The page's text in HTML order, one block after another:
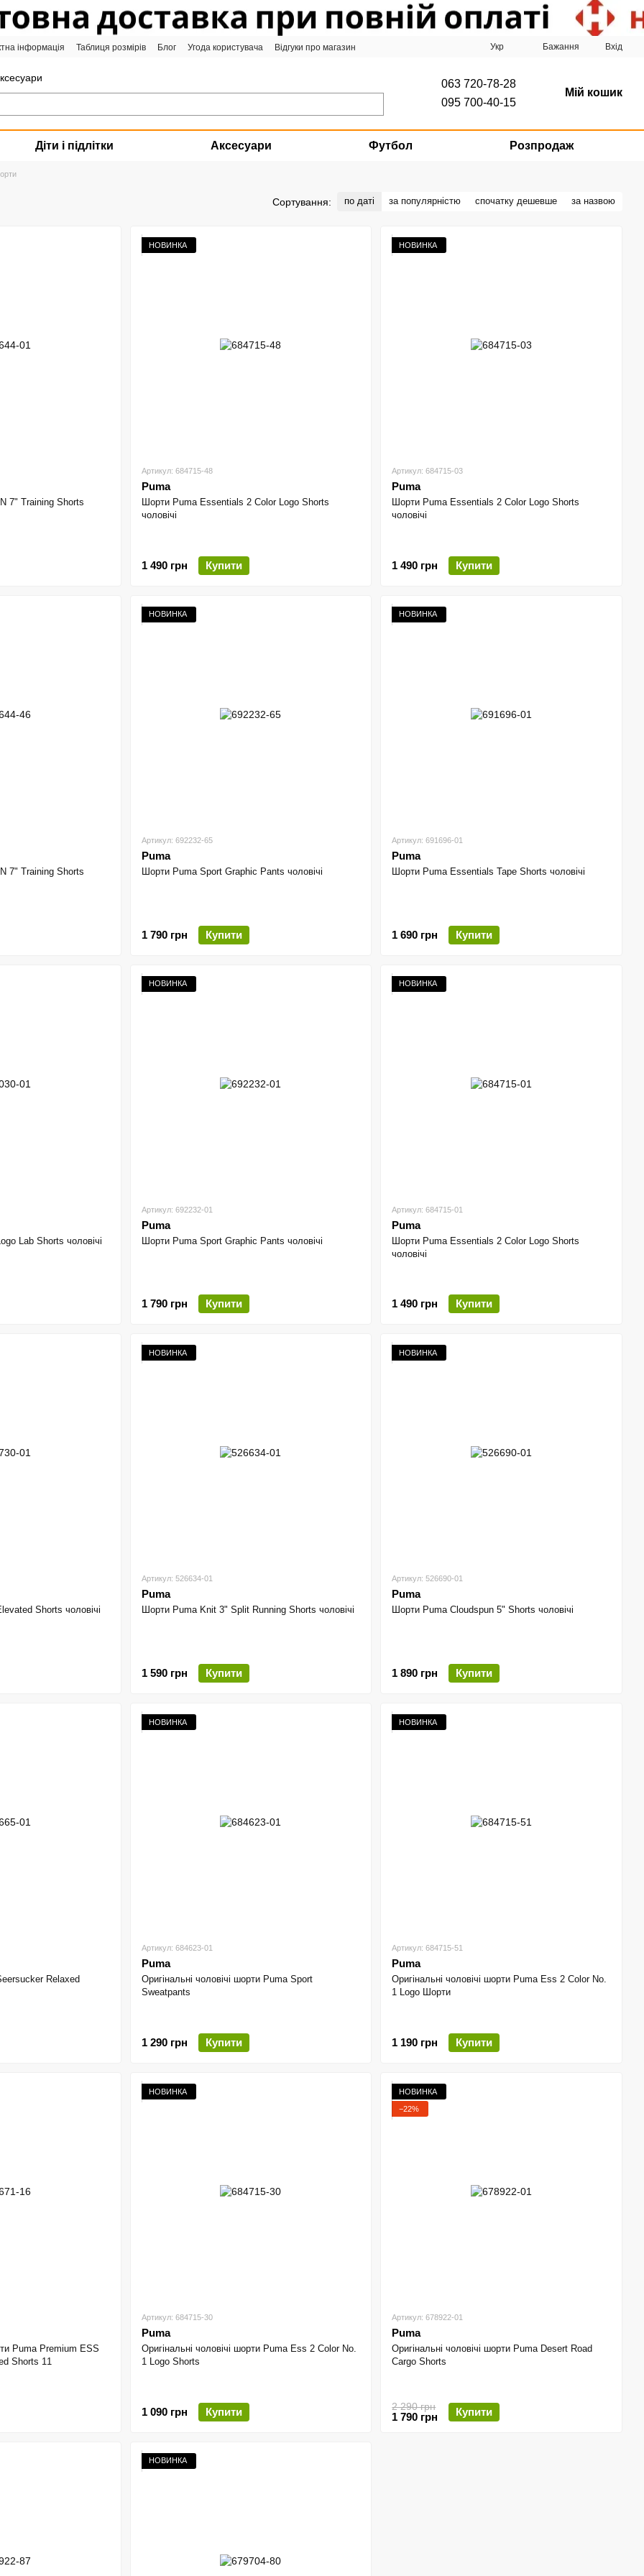
інформація Таблиця розмірів Блог Угода користувача
Відгуки про магазин
Укр Бажання Вхід
063 720-78-28
095 700-40-15
Мій кошик
Діти і підлітки Аксесуари Футбол Розпродаж
Сортування: по даті за популярністю спочатку дешевше за назвою
7" Training Shorts
НОВИНКА
Артикул: 684715-48
Puma
Шорти Puma Essentials 2 Color Logo Shorts
чоловічі
1 490 грн Купити
НОВИНКА
Артикул: 684715-03
Puma
Шорти Puma Essentials 2 Color Logo Shorts
чоловічі
1 490 грн Купити
7" Training Shorts
НОВИНКА
Артикул: 692232-65
Puma
Шорти Puma Sport Graphic Pants чоловічі
1 790 грн Купити
НОВИНКА
Артикул: 691696-01
Puma
Шорти Puma Essentials Tape Shorts чоловічі
1 690 грн Купити
Lab Shorts чоловічі
НОВИНКА
Артикул: 692232-01
Puma
Шорти Puma Sport Graphic Pants чоловічі
1 790 грн Купити
НОВИНКА
Артикул: 684715-01
Puma
Шорти Puma Essentials 2 Color Logo Shorts
чоловічі
1 490 грн Купити
Shorts чоловічі
НОВИНКА
Артикул: 526634-01
Puma
Шорти Puma Knit 3" Split Running Shorts чоловічі
1 590 грн Купити
НОВИНКА
Артикул: 526690-01
Puma
Шорти Puma Cloudspun 5" Shorts чоловічі
1 890 грн Купити
Relaxed
НОВИНКА
Артикул: 684623-01
Puma
Оригінальні чоловічі шорти Puma Sport
Sweatpants
1 290 грн Купити
НОВИНКА
Артикул: 684715-51
Puma
Оригінальні чоловічі шорти Puma Ess 2 Color No.
1 Logo Шорти
1 190 грн Купити
Puma Premium ESS
Shorts 11
НОВИНКА
Артикул: 684715-30
Puma
Оригінальні чоловічі шорти Puma Ess 2 Color No.
1 Logo Shorts
1 090 грн Купити
НОВИНКА
−22%
Артикул: 678922-01
Puma
Оригінальні чоловічі шорти Puma Desert Road
Cargo Shorts
2 290 грн
1 790 грн Купити
НОВИНКА